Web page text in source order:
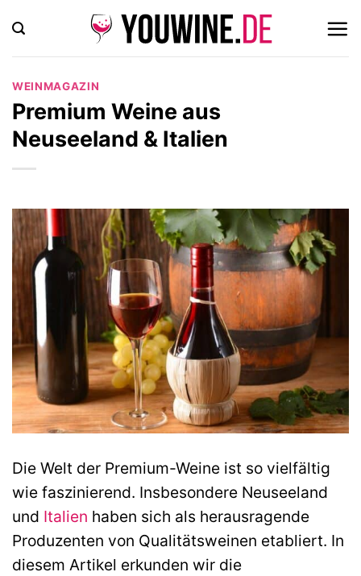
Inhalt
springen
WEINMAGAZIN
Premium Weine aus
Neuseeland & Italien
Die Welt der Premium-Weine ist so vielfältig
wie faszinierend. Insbesondere Neuseeland
und Italien haben sich als herausragende
Produzenten von Qualitätsweinen etabliert. In
diesem Artikel erkunden wir die